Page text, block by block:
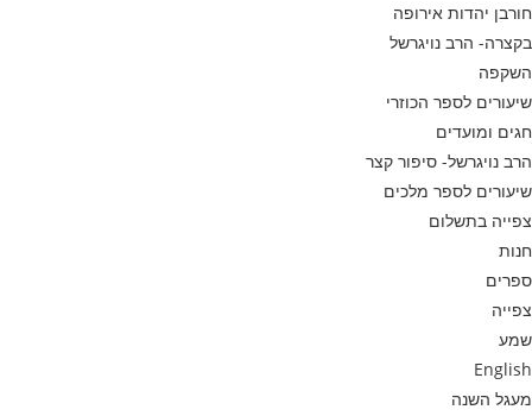
חורבן יהדות אירופה
בקצרה- הרב נויגרשל
השקפה
שיעורים לספר הכוזרי
חגים ומועדים
הרב נויגרשל- סיפור קצר
שיעורים לספר מלכים
צפייה בתשלום
חנות
ספרים
צפייה
שמע
English
מעגל השנה